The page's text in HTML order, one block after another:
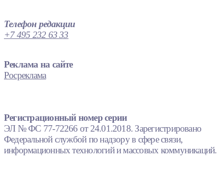
Телефон редакции
+7 495 232 63 33
Реклама на сайте
Росреклама
Регистрационный номер серии
ЭЛ № ФС 77-72266 от 24.01.2018. Зарегистрировано
Федеральной службой по надзору в сфере связи,
информационных технологий и массовых коммуникаций.